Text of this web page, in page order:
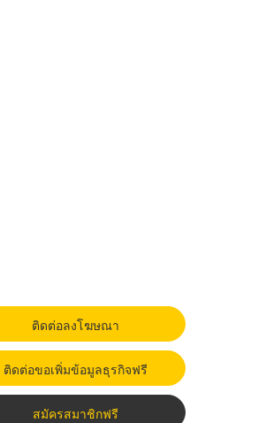
ติดต่อลงโฆษณา
ติดต่อขอเพิ่มข้อมูลธุรกิจฟรี
สมัครสมาชิกฟรี